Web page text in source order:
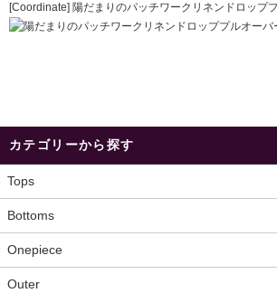
[Coordinate] 陽だまりのパッチワークリネンドロップ
カテゴリーから探す
Tops
Bottoms
Onepiece
Outer